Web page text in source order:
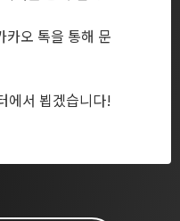
오 톡을 통해 문
에서 뵙겠습니다!